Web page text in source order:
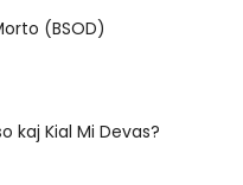
(BSOD)
kaj Kial Mi Devas?